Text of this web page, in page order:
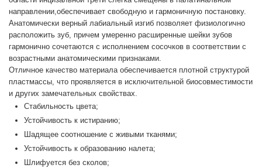
направлении,обеспечивает свободную и гармоничную постановку.
Анатомически верный лабиальный изгиб позволяет физиологично
расположить зуб, причем умеренно расширенные шейки зубов
гармонично сочетаются с исполнением сосочков в соответствии с
возрастными анатомическими признаками.
Отличное качество материала обеспечивается плотной структурой
пластмассы, что проявляется в исключительной биосовместимости
и других замечательных свойствах.
Стабильность цвета;
Устойчивость к истиранию;
Шадящее соотношение с живыми тканями;
Устойчивость к образованию налета;
Шлифуется без сколов;